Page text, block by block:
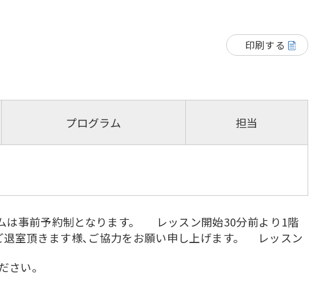
印刷する
プログラム 担当
事前予約制となります。 レッスン開始30分前より1階
室頂きます様､ご協力をお願い申し上げます。 レッスン
い。